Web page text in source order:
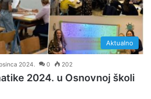
Aktualno
2024. 0 202
2024. u Osnovnoj školi